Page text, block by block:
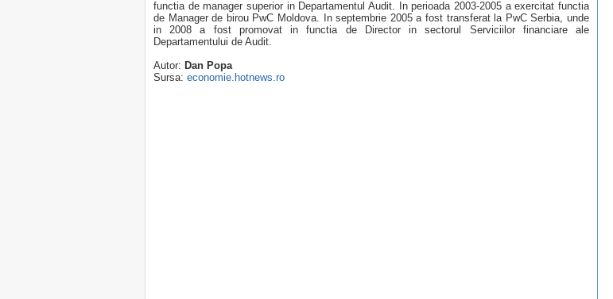
functia de manager superior in Departamentul Audit. In perioada 2003-2005 a exercitat functia
de Manager de birou PwC Moldova. In septembrie 2005 a fost transferat la PwC Serbia, unde
in 2008 a fost promovat in functia de Director in sectorul Serviciilor financiare ale
Departamentului de Audit.
Autor: Dan Popa
Sursa: economie.hotnews.ro